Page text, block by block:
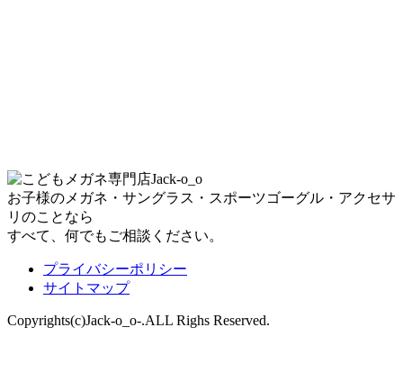
お子様のメガネ・サングラス・スポーツゴーグル・アクセサ
リのことなら
すべて、何でもご相談ください。
プライバシーポリシー
サイトマップ
Copyrights(c)Jack-o_o-.ALL Righs Reserved.